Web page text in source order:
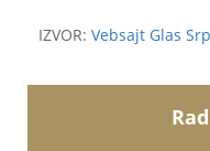
IZVOR: Vebsajt Glas